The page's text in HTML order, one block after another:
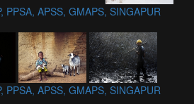
PPSA, APSS, GMAPS, SINGAPUR
PPSA, APSS, GMAPS, SINGAPUR